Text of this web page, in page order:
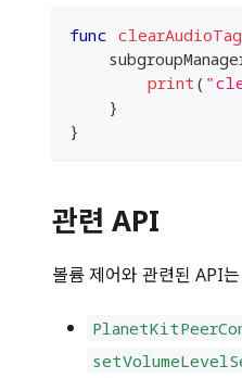
func
print (
}
}
관련 API
볼륨 제어와 관련된 API